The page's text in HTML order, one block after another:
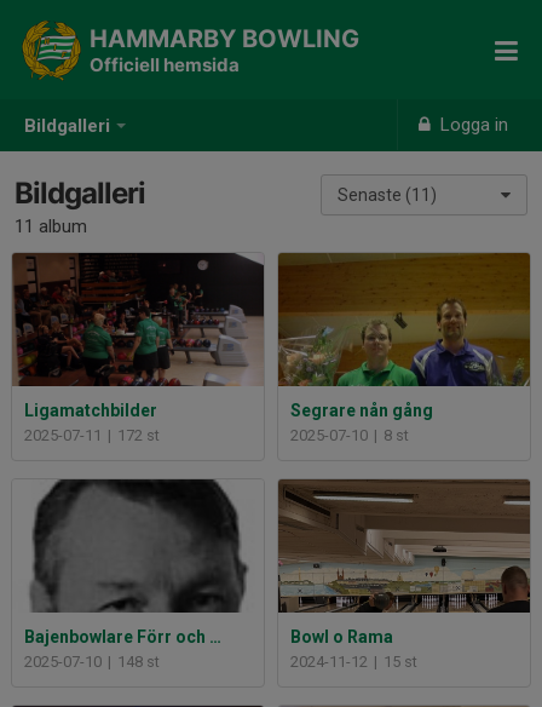
Bildgalleri Logga in
HAMMARBY BOWLING
Officiell hemsida
Senaste (11)
Bildgalleri
11 album
Ligamatchbilder
2025-07-11 | 172 st
Segrare nån gång
2025-07-10 | 8 st
Bajenbowlare Förr och Nu
2025-07-10 | 148 st
Bowl o Rama
2024-11-12 | 15 st